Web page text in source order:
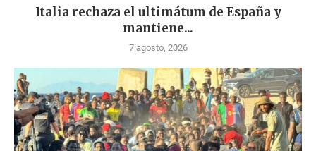
Italia rechaza el ultimátum de España y
mantiene...
7 agosto, 2026